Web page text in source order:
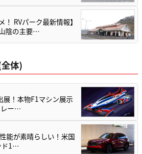
！ RVパーク最新情報】
陰の主要…
体)
展！本物F1マシン展示
レー…
能が素晴らしい！米国
ド1…